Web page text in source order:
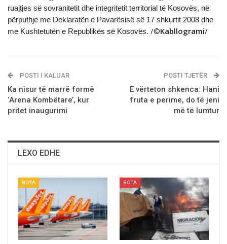
ruajtjes së sovranitetit dhe integritetit territorial të Kosovës, në
përputhje me Deklaratën e Pavarësisë së 17 shkurtit 2008 dhe
me Kushtetutën e Republikës së Kosovës. /©Kabllogrami/
POSTI I KALUAR
Ka nisur të marrë formë
‘Arena Kombëtare’, kur
pritet inaugurimi
POSTI TJETËR
E vërteton shkenca: Hani
fruta e perime, do të jeni
më të lumtur
LEXO EDHE
BOTA BOTA